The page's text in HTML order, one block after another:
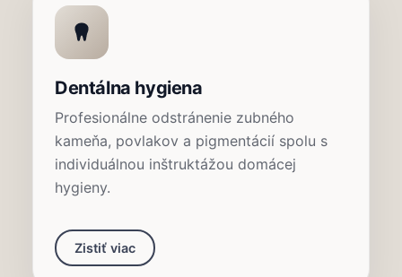
Dentálna hygiena
Profesionálne odstránenie zubného
kameňa, povlakov a pigmentácií spolu s
individuálnou inštruktážou domácej
hygieny.
Zistiť viac